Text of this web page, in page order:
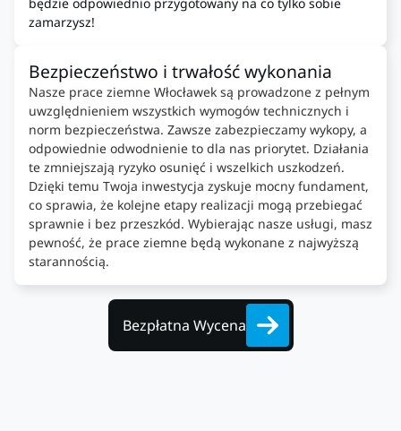
zamarzysz!
Bezpieczeństwo i trwałość wykonania
Nasze prace ziemne Włocławek są prowadzone z pełnym
uwzględnieniem wszystkich wymogów technicznych i
norm bezpieczeństwa. Zawsze zabezpieczamy wykopy, a
odpowiednie odwodnienie to dla nas priorytet. Działania
te zmniejszają ryzyko osunięć i wszelkich uszkodzeń.
Dzięki temu Twoja inwestycja zyskuje mocny fundament,
co sprawia, że kolejne etapy realizacji mogą przebiegać
sprawnie i bez przeszkód. Wybierając nasze usługi, masz
pewność, że prace ziemne będą wykonane z najwyższą
starannością.
Bezpłatna Wycena